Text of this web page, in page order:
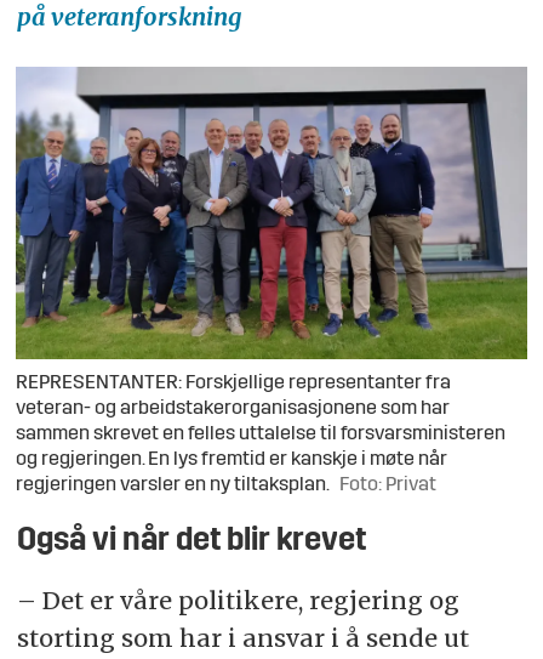
på veteranforskning
REPRESENTANTER: Forskjellige representanter fra
veteran- og arbeidstakerorganisasjonene som har
sammen skrevet en felles uttalelse til forsvarsministeren
og regjeringen. En lys fremtid er kanskje i møte når
regjeringen varsler en ny tiltaksplan.
Foto: Privat
Også vi når det blir krevet
– Det er våre politikere, regjering og
storting som har i ansvar i å sende ut